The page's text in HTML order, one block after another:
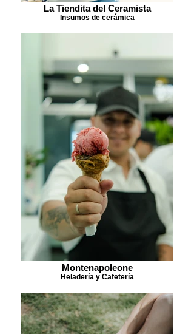
La Tiendita del Ceramista
Insumos de cerámica
Montenapoleone
Heladería y Cafetería